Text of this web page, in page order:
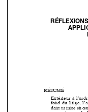

RÉSUMÉ
Extérieur  à
fond  du  litige,
dans sa mise en